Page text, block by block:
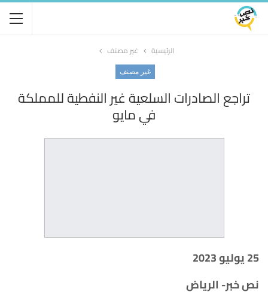
الرئيسية غير مصنف
غير مصنف
تراجع الصادرات السلعية غير النفطية للمملكة
في مايو
25 يوليو 2023
نص خبر- الرياض